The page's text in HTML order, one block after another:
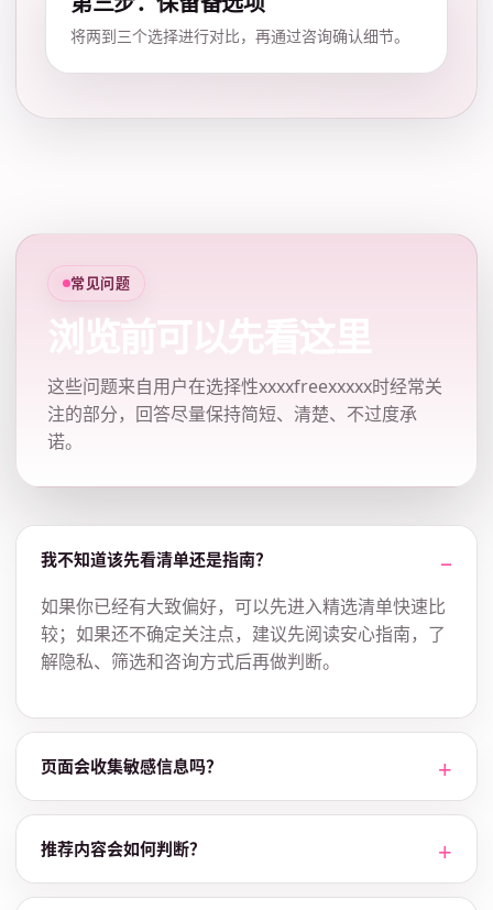
将两到三个选择进行对比，再通过咨询确认细节。
常见问题
浏览前可以先看这里
这些问题来自用户在选择性xxxxfreexxxxx时经常关
注的部分，回答尽量保持简短、清楚、不过度承
诺。
我不知道该先看清单还是指南？
如果你已经有大致偏好，可以先进入精选清单快速比
较；如果还不确定关注点，建议先阅读安心指南，了
解隐私、筛选和咨询方式后再做判断。
页面会收集敏感信息吗？
推荐内容会如何判断？